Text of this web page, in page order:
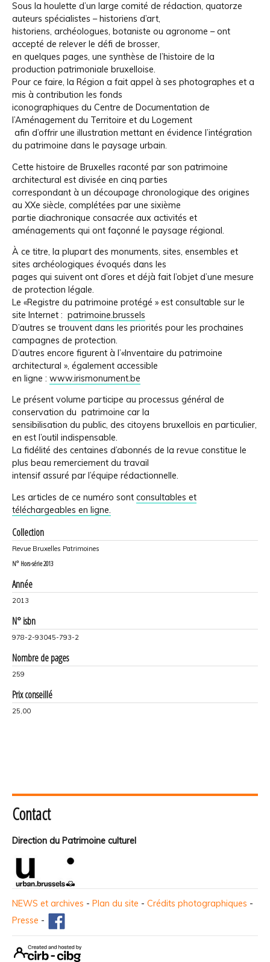
Sous la houlette d’un large comité de rédaction, quatorze
auteurs spécialistes – historiens d’art,
historiens, archéologues, botaniste ou agronome – ont
accepté de relever le défi de brosser,
en quelques pages, une synthèse de l’histoire de la
production patrimoniale bruxelloise.
Pour ce faire, la Région a fait appel à ses photographes et a
mis à contribution les fonds
iconographiques du Centre de Documentation de
l’Aménagement du Territoire et du Logement
afin d’offrir une illustration mettant en évidence l’intégration
du patrimoine dans le paysage urbain.
Cette histoire de Bruxelles raconté par son patrimoine
architectural est divisée en cinq parties
correspondant à un découpage chronologique des origines
au XXe siècle, complétées par une sixième
partie diachronique consacrée aux activités et
aménagements qui ont façonné le paysage régional.
À ce titre, la plupart des monuments, sites, ensembles et
sites archéologiques évoqués dans les
pages qui suivent ont d’ores et déjà fait l’objet d’une mesure
de protection légale.
Le «Registre du patrimoine protégé » est consultable sur le
site Internet : patrimoine.brussels
D’autres se trouvent dans les priorités pour les prochaines
campagnes de protection.
D’autres encore figurent à l’«Inventaire du patrimoine
architectural », également accessible
en ligne : www.irismonument.be
Le présent volume participe au processus général de
conservation du patrimoine car la
sensibilisation du public, des citoyens bruxellois en particulier,
en est l’outil indispensable.
La fidélité des centaines d’abonnés de la revue constitue le
plus beau remerciement du travail
intensif assuré par l’équipe rédactionnelle.
Les articles de ce numéro sont consultables et
téléchargeables en ligne.
Collection
Revue Bruxelles Patrimoines
N° Hors-série 2013
Année
2013
N° isbn
978-2-93045-793-2
Nombre de pages
259
Prix conseillé
25,00
Contact
Direction du Patrimoine culturel
NEWS et archives - Plan du site - Crédits photographiques -
Presse -